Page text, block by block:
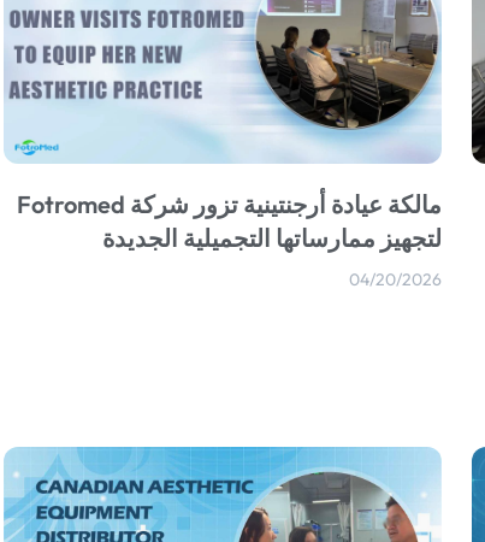
مالكة عيادة أرجنتينية تزور شركة Fotromed
لتجهيز ممارساتها التجميلية الجديدة
04/20/2026